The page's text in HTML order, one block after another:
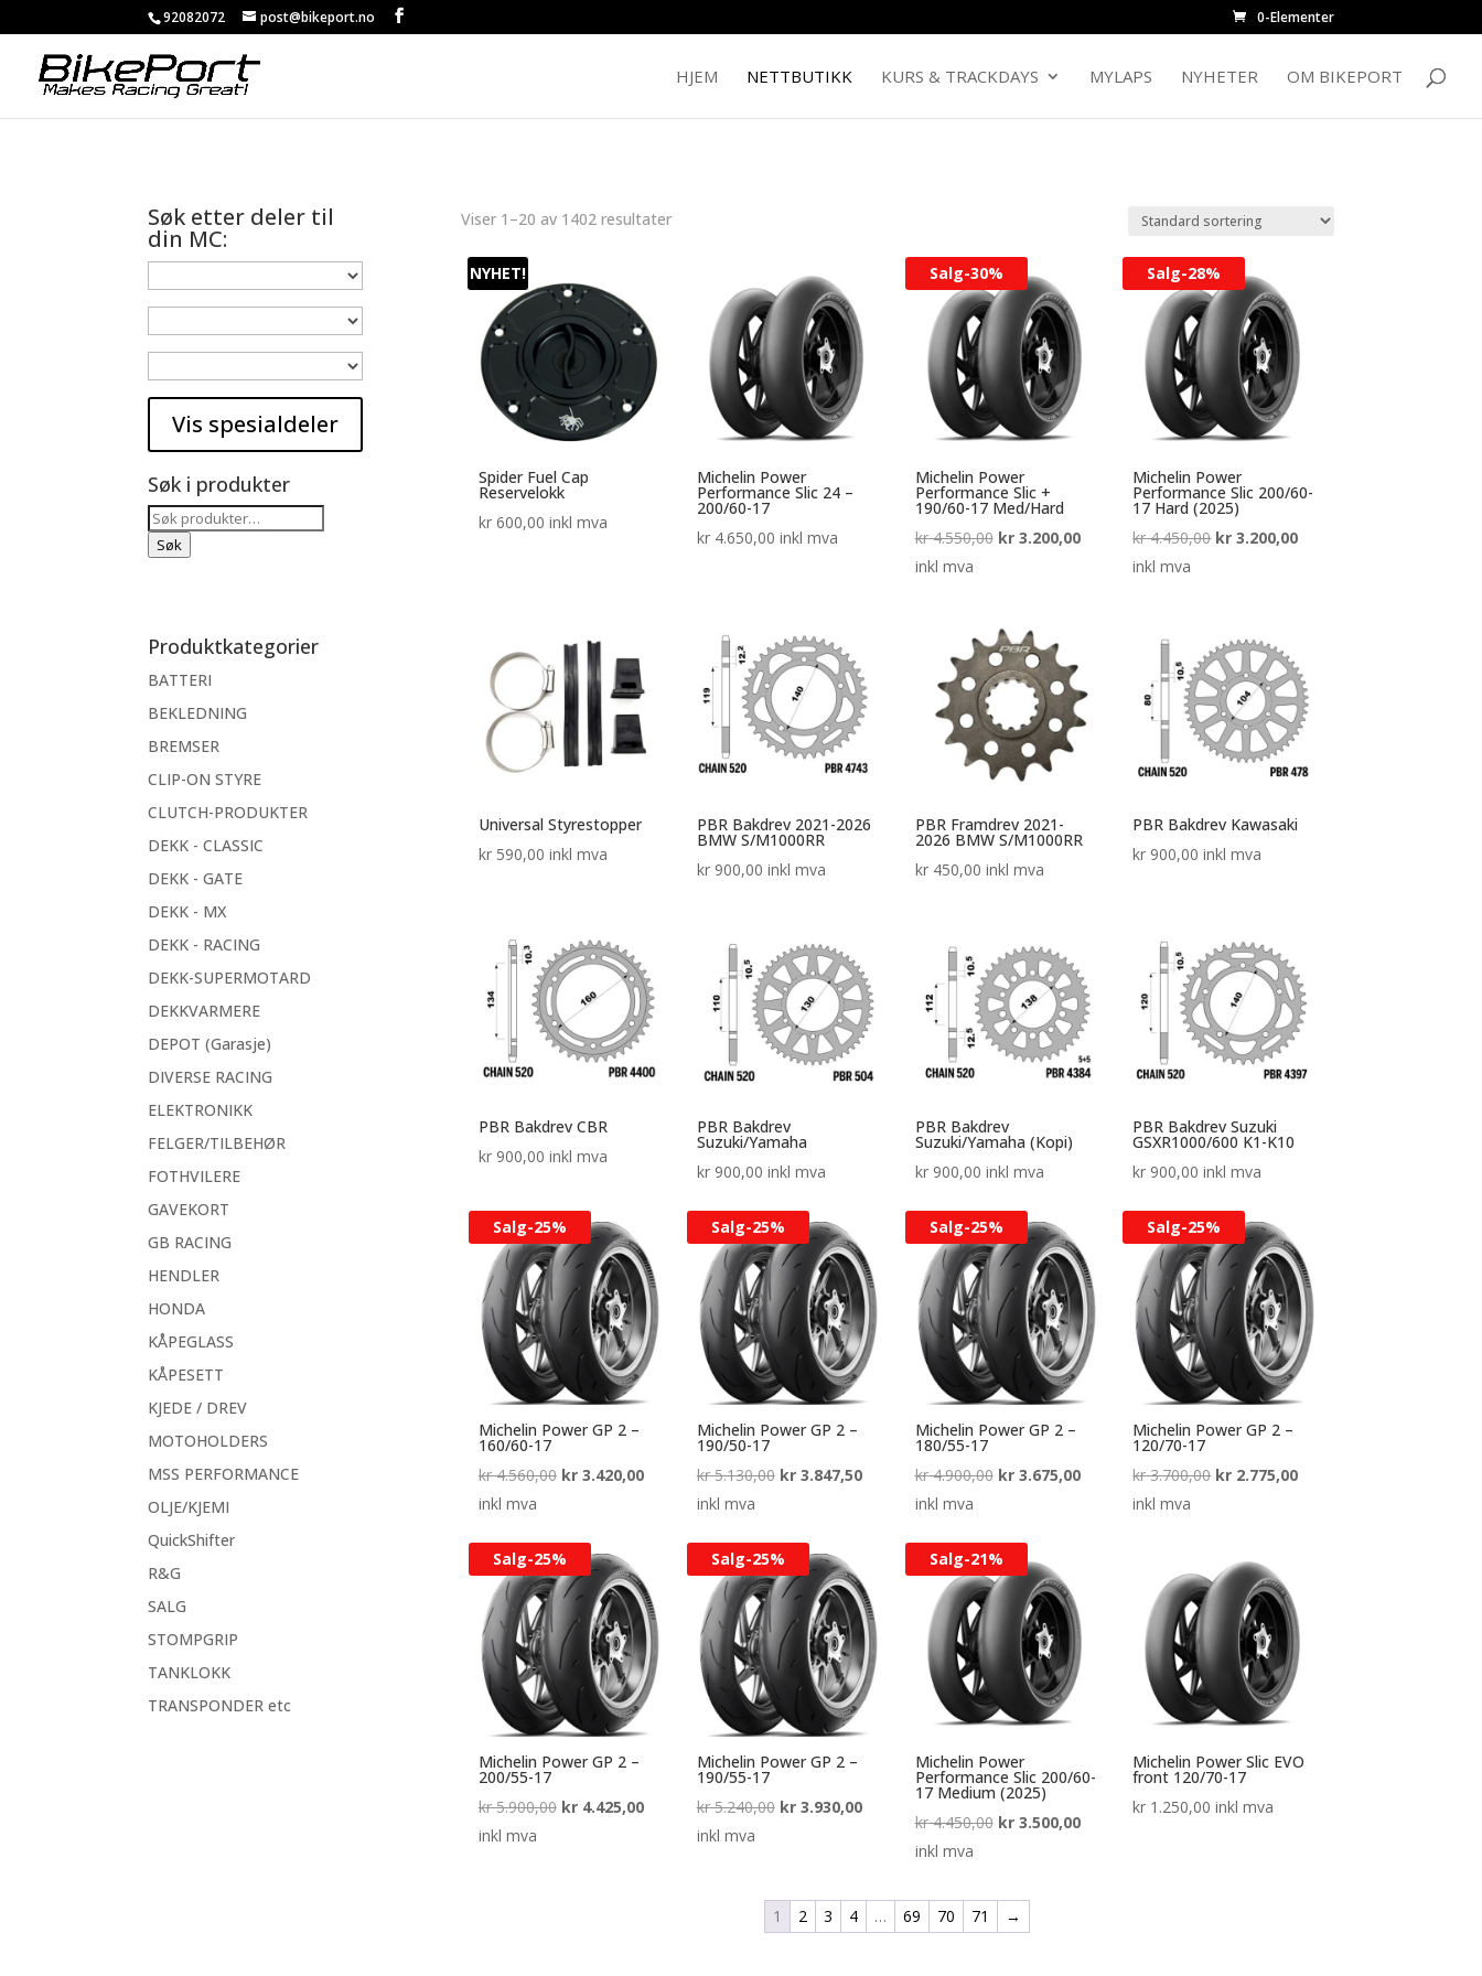
92082072 post@bikeport.no 0-Elementer
HJEM NETTBUTIKK KURS & TRACKDAYS MYLAPS NYHETER OM BIKEPORT
Søk etter deler til
din MC:
Søk i produkter
Søk
etter:
Søk
Produktkategorier
BATTERI
BEKLEDNING
BREMSER
CLIP-ON STYRE
CLUTCH-PRODUKTER
DEKK - CLASSIC
DEKK - GATE
DEKK - MX
DEKK - RACING
DEKK-SUPERMOTARD
DEKKVARMERE
DEPOT (Garasje)
DIVERSE RACING
ELEKTRONIKK
FELGER/TILBEHØR
FOTHVILERE
GAVEKORT
GB RACING
HENDLER
HONDA
KÅPEGLASS
KÅPESETT
KJEDE / DREV
MOTOHOLDERS
MSS PERFORMANCE
OLJE/KJEMI
QuickShifter
R&G
SALG
STOMPGRIP
TANKLOKK
TRANSPONDER etc
Viser 1–20 av 1402 resultater
NYHET!
Spider Fuel Cap
Reservelokk
kr600,00 inkl mva
Michelin Power
Performance Slic 24 –
200/60-17
kr4.650,00 inkl mva
Salg-30%
Michelin Power
Performance Slic +
190/60-17 Med/Hard
kr4.550,00 Opprinnelig
kr3.200,00Nåværende
inkl mva
Salg-28%
Michelin Power
Performance Slic 200/60-
17 Hard (2025)
kr4.450,00 Opprinnelig
kr 3.200,00Nåværende
inkl mva
Universal Styrestopper
kr590,00 inkl mva
PBR Bakdrev 2021-2026
BMW S/M1000RR
kr900,00 inkl mva
PBR Framdrev 2021-
2026 BMW S/M1000RR
kr450,00 inkl mva
PBR Bakdrev Kawasaki
kr 900,00 inkl mva
PBR Bakdrev CBR
kr900,00 inkl mva
PBR Bakdrev
Suzuki/Yamaha
kr900,00 inkl mva
PBR Bakdrev
Suzuki/Yamaha (Kopi)
kr900,00 inkl mva
PBR Bakdrev Suzuki
GSXR1000/600 K1-K10
kr 900,00 inkl mva
Salg-25%
Michelin Power GP 2 –
160/60-17
kr4.560,00 Opprinnelig
kr 4.560,00.
kr3.420,00Nåværende
kr 3.420,00.
inkl mva
Salg-25%
Michelin Power GP 2 –
190/50-17
kr5.130,00 Opprinnelig
kr 5.130,00.
kr3.847,50Nåværende
kr 3.847,50.
inkl mva
Salg-25%
Michelin Power GP 2 –
180/55-17
kr4.900,00 Opprinnelig
kr 4.900,00.
kr3.675,00Nåværende
inkl mva
Salg-25%
Michelin Power GP 2 –
120/70-17
kr3.700,00 Opprinnelig
kr 3.700,00.
kr 2.775,00Nåværende
inkl mva
Salg-25%
Michelin Power GP 2 –
200/55-17
kr5.900,00 Opprinnelig
kr4.425,00Nåværende
inkl mva
Salg-25%
Michelin Power GP 2 –
190/55-17
kr5.240,00 Opprinnelig
kr3.930,00Nåværende
inkl mva
Salg-21%
Michelin Power
Performance Slic 200/60-
17 Medium (2025)
kr4.450,00 Opprinnelig
kr 4.450,00.
kr3.500,00Nåværende
inkl mva
Michelin Power Slic EVO
front 120/70-17
kr 1.250,00 inkl mva
1 2 3 4 … 69 70 71 →